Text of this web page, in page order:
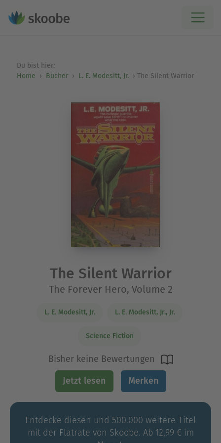
Du bist hier:
Home
Bücher L. E. Modesitt, Jr. The Silent Warrior
The Silent Warrior
The Forever Hero, Volume 2
L. E. Modesitt, Jr. L. E. Modesitt, Jr., Jr.
Science Fiction
Bisher keine Bewertungen
Jetzt lesen Merken
Entdecke diesen und 500.000 weitere Titel
mit der Flatrate von Skoobe. Ab 12,99 € im